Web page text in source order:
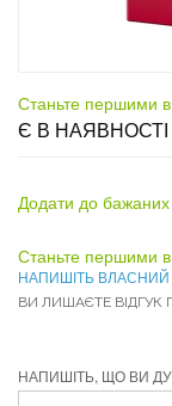
Станьте першими в
Є В НАЯВНОСТІ
Додати до бажаних
Станьте першими в
НАПИШІТЬ ВЛАСНИЙ
ВИ ЛИШАЄТЕ ВІДГУК
НАПИШІТЬ, ЩО ВИ